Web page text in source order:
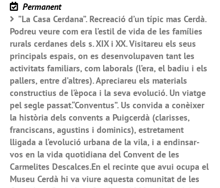
Permanent
”La Casa Cerdana”. Recreació d’un típic mas Cerdà.
Podreu veure com era l’estil de vida de les famílies
rurals cerdanes dels s. XIX i XX. Visitareu els seus
principals espais, on es desenvolupaven tant les
activitats familiars, com laborals (l’era, el badiu i els
pallers, entre d’altres). Apreciareu els materials
constructius de l’època i la seva evolució. Un viatge
pel segle passat.“Conventus”. Us convida a conèixer
la història dels convents a Puigcerdà (clarisses,
franciscans, agustins i dominics), estretament
lligada a l’evolució urbana de la vila, i a endinsar-
vos en la vida quotidiana del Convent de les
Carmelites Descalces.En el recinte que avui ocupa el
Museu Cerdà hi va viure aquesta comunitat de les